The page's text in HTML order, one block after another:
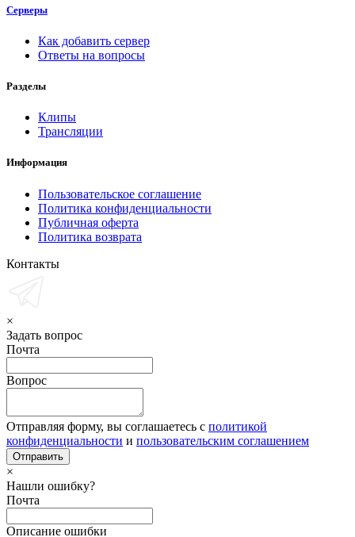
Серверы
Как добавить сервер
Ответы на вопросы
Разделы
Клипы
Трансляции
Информация
Пользовательское соглашение
Политика конфиденциальности
Публичная оферта
Политика возврата
Контакты
×
Задать вопрос
Почта
Вопрос
Отправляя форму, вы соглашаетесь с политикой
конфиденциальности и пользовательским соглашением
×
Нашли ошибку?
Почта
Описание ошибки